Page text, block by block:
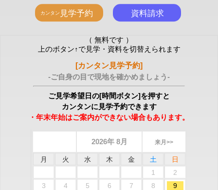
（ 無料です ）
上のボタン↑で見学・資料を切替えられます
[カンタン見学予約]
-ご自身の目で現地を確かめましょう-
ご見学希望日の[時間ボタン]を押すと
カンタンに見学予約できます
・年末年始はご案内ができない場合もあります。
2026年 8月 来月>>
月 火 水 木 金 土
日
1
2
3
4 5 6 7 8
9